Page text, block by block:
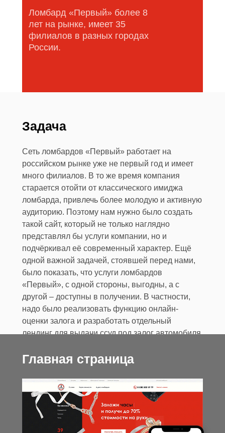
Ломбард «Первый» более 8
лет на рынке, имеет 35
филиалов в разных городах
России.
Сеть ломбардов «Первый» работает на
российском рынке уже не первый год и имеет
много филиалов. В то же время компания
старается отойти от классического имиджа
ломбарда, привлечь более молодую и активную
аудиторию. Поэтому нам нужно было создать
такой сайт, который не только наглядно
представлял бы услуги компании, но и
подчёркивал её современный характер. Ещё
одной важной задачей, стоявшей перед нами,
было показать, что услуги ломбардов
«Первый», с одной стороны, выгодны, а с
другой – доступны в получении. В частности,
надо было реализовать функцию онлайн-
оценки залога и разработать отдельный
лендинг для выдачи ссуд под залог автомобиля.
мощным элементом фирменного стиля
Задача
Главная страница
Обсудить проект